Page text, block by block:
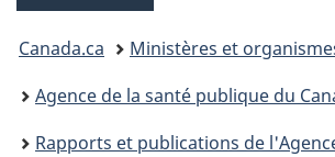
Vous
êtes
ici :
Canada.ca
Ministères et
Agence de la santé publique du
Rapports et publications de l'Agence de la santé